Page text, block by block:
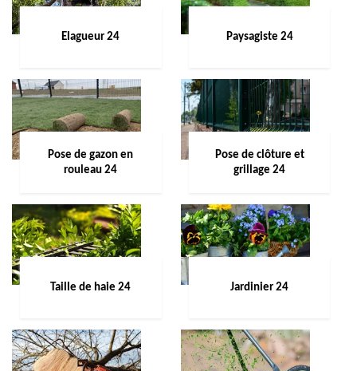
Elagueur 24 Paysagiste 24
Pose de gazon en
rouleau 24
Pose de clôture et
grillage 24
Taille de haie 24 Jardinier 24